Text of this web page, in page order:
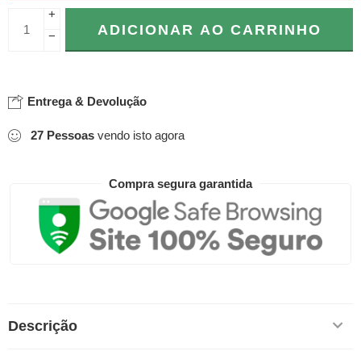
+
−
ADICIONAR AO CARRINHO
Entrega & Devolução
27 Pessoas vendo isto agora
Compra segura garantida
Descrição